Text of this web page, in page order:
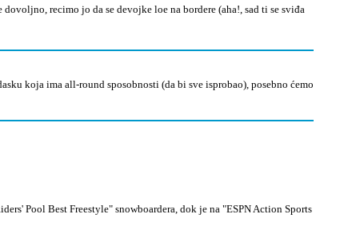
recimo jo da se devojke loe na bordere (aha!, sad ti se sviđa
koja ima all-round sposobnosti (da bi sve isprobao), posebno ćemo
Pool Best Freestyle" snowboardera, dok je na "ESPN Action Sports